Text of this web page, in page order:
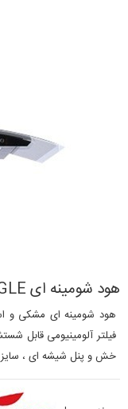
هود شومینه ای EAGLE (مدل 305)
خش و پنل شیشه ای ، سایز 90-80